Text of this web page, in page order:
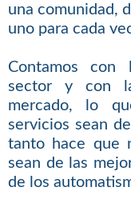
una comunidad,
uno para cada
Contamos con
sector y con
mercado, lo
servicios sean
tanto hace que
sean de las
de los